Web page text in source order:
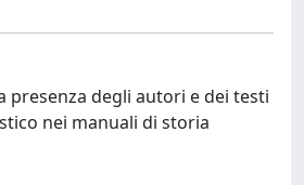
presenza degli autori e dei testi
nei manuali di storia